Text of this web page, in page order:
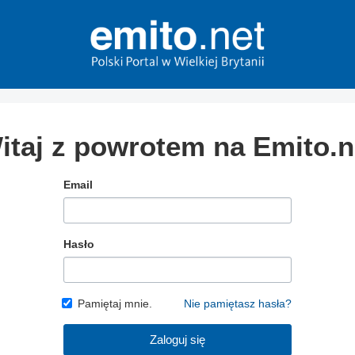
z powrotem na
Email
Hasło
Pamiętaj mnie. Nie pamiętasz hasła?
Zaloguj się